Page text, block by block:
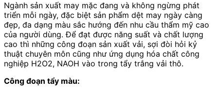
Ngành sản xuất may mặc đang và không ngừng phát
triển mỗi ngày, đặc biệt sản phẩm dệt may ngày càng
đẹp, đa dạng màu sắc hướng đến nhu cầu thẩm mỹ cao
của người dùng. Để đạt được năng suất và chất lượng
cao thì những công đoạn sản xuất vải, sợi đòi hỏi kỷ
thuật chuyên môn cũng như ứng dụng hóa chất công
nghiệp H2O2, NAOH vào trong tẩy trắng vải thô.
Công đoạn tẩy màu: